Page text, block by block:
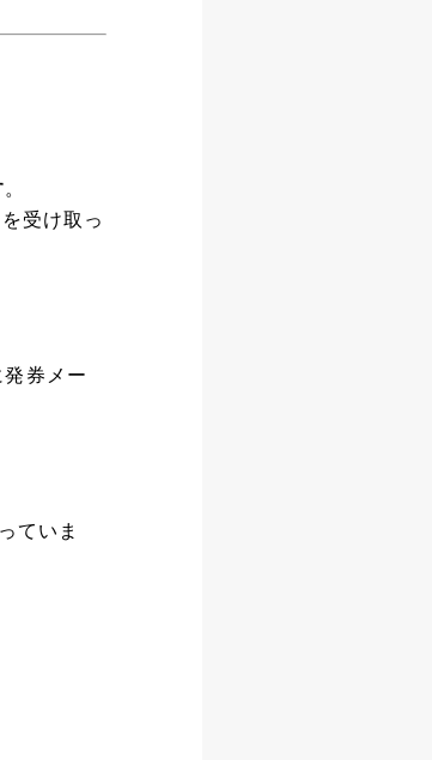
。
受け取っ
券メー
ていま